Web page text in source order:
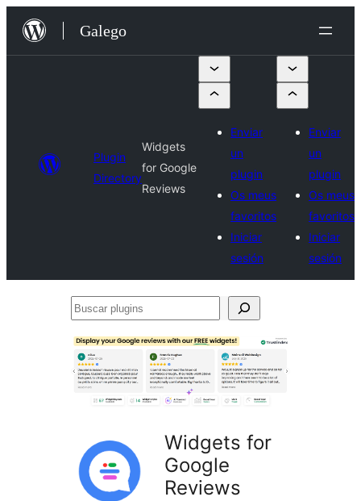
Saltar
Galego
Plugin
Directory
Widgets
for Google
Reviews
Enviar
un
plugin
Os meus
favoritos
Iniciar
sesión
Enviar
un
plugin
Os meus
favoritos
Iniciar
sesión
Buscar
Widgets for
Google
Reviews